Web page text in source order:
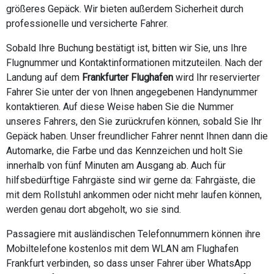
größeres Gepäck. Wir bieten außerdem Sicherheit durch
professionelle und versicherte Fahrer.
Sobald Ihre Buchung bestätigt ist, bitten wir Sie, uns Ihre
Flugnummer und Kontaktinformationen mitzuteilen. Nach der
Landung auf dem Frankfurter Flughafen wird Ihr reservierter
Fahrer Sie unter der von Ihnen angegebenen Handynummer
kontaktieren. Auf diese Weise haben Sie die Nummer
unseres Fahrers, den Sie zurückrufen können, sobald Sie Ihr
Gepäck haben. Unser freundlicher Fahrer nennt Ihnen dann die
Automarke, die Farbe und das Kennzeichen und holt Sie
innerhalb von fünf Minuten am Ausgang ab. Auch für
hilfsbedürftige Fahrgäste sind wir gerne da: Fahrgäste, die
mit dem Rollstuhl ankommen oder nicht mehr laufen können,
werden genau dort abgeholt, wo sie sind.
Passagiere mit ausländischen Telefonnummern können ihre
Mobiltelefone kostenlos mit dem WLAN am Flughafen
Frankfurt verbinden, so dass unser Fahrer über WhatsApp